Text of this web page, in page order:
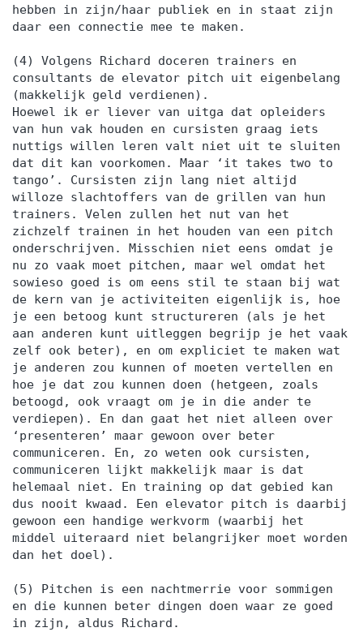
hebben in zijn/haar publiek en in staat zijn
daar een connectie mee te maken.
(4) Volgens Richard doceren trainers en
consultants de elevator pitch uit eigenbelang
(makkelijk geld verdienen).
Hoewel ik er liever van uitga dat opleiders
van hun vak houden en cursisten graag iets
nuttigs willen leren valt niet uit te sluiten
dat dit kan voorkomen. Maar ‘it takes two to
tango’. Cursisten zijn lang niet altijd
willoze slachtoffers van de grillen van hun
trainers. Velen zullen het nut van het
zichzelf trainen in het houden van een pitch
onderschrijven. Misschien niet eens omdat je
nu zo vaak moet pitchen, maar wel omdat het
sowieso goed is om eens stil te staan bij wat
de kern van je activiteiten eigenlijk is, hoe
je een betoog kunt structureren (als je het
aan anderen kunt uitleggen begrijp je het vaak
zelf ook beter), en om expliciet te maken wat
je anderen zou kunnen of moeten vertellen en
hoe je dat zou kunnen doen (hetgeen, zoals
betoogd, ook vraagt om je in die ander te
verdiepen). En dan gaat het niet alleen over
‘presenteren’ maar gewoon over beter
communiceren. En, zo weten ook cursisten,
communiceren lijkt makkelijk maar is dat
helemaal niet. En training op dat gebied kan
dus nooit kwaad. Een elevator pitch is daarbij
gewoon een handige werkvorm (waarbij het
middel uiteraard niet belangrijker moet worden
dan het doel).
(5) Pitchen is een nachtmerrie voor sommigen
en die kunnen beter dingen doen waar ze goed
in zijn, aldus Richard.